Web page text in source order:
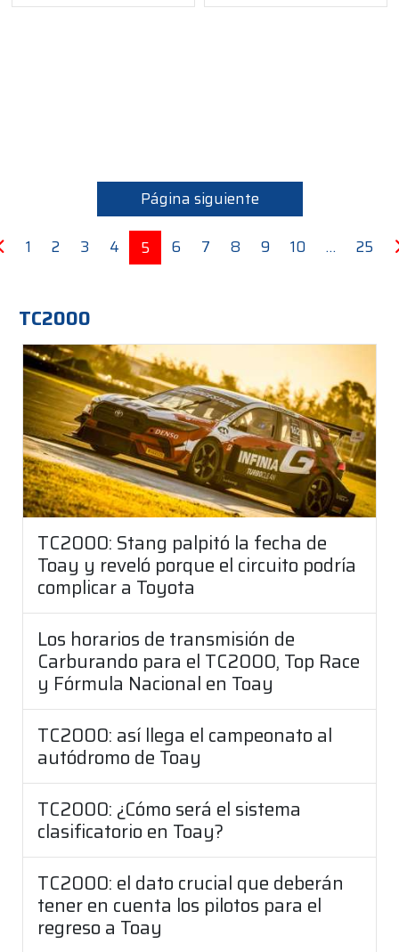
Página siguiente
1 2 3 4 5 6 7 8 9 10 … 25
TC2000
TC2000: Stang palpitó la fecha de
Toay y reveló porque el circuito podría
complicar a Toyota
Los horarios de transmisión de
Carburando para el TC2000, Top Race
y Fórmula Nacional en Toay
TC2000: así llega el campeonato al
autódromo de Toay
TC2000: ¿Cómo será el sistema
clasificatorio en Toay?
TC2000: el dato crucial que deberán
tener en cuenta los pilotos para el
regreso a Toay